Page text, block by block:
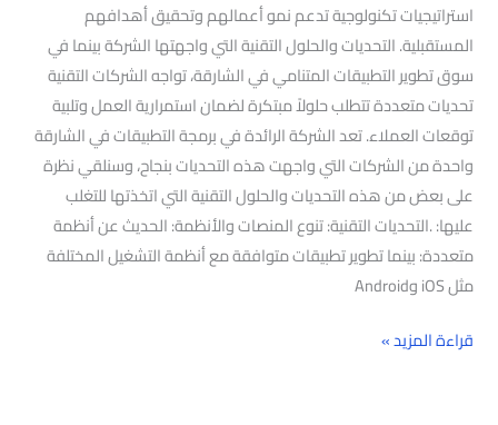
استراتيجيات تكنولوجية تدعم نمو أعمالهم وتحقيق أهدافهم
المستقبلية. التحديات والحلول التقنية التي واجهتها الشركة بينما في
سوق تطوير التطبيقات المتنامي في الشارقة، تواجه الشركات التقنية
تحديات متعددة تتطلب حلولاً مبتكرة لضمان استمرارية العمل وتلبية
توقعات العملاء. تعد الشركة الرائدة في برمجة التطبيقات في الشارقة
واحدة من الشركات التي واجهت هذه التحديات بنجاح، وسنلقي نظرة
على بعض من هذه التحديات والحلول التقنية التي اتخذتها للتغلب
عليها: .التحديات التقنية: تنوع المنصات والأنظمة: الحديث عن أنظمة
متعددة: بينما تطوير تطبيقات متوافقة مع أنظمة التشغيل المختلفة
مثل iOS وAndroid
قراءة المزيد »